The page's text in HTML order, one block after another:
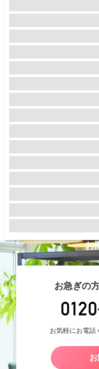
お
お急ぎの
お気軽にお電話